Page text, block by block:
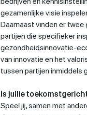
gezamenlijke visie
Daarnaast vinden er
partijen die specifieker
gezondheidsinnovatie-
van innovatie en het
tussen partijen inmiddels
Is jullie
Speel jij, samen met